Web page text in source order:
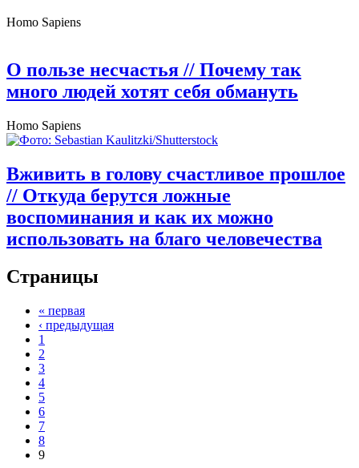
Homo Sapiens
О пользе несчастья // Почему так
много людей хотят себя обмануть
Homo Sapiens
Вживить в голову счастливое прошлое
// Откуда берутся ложные
воспоминания и как их можно
использовать на благо человечества
Страницы
« первая
‹ предыдущая
1
2
3
4
5
6
7
8
9